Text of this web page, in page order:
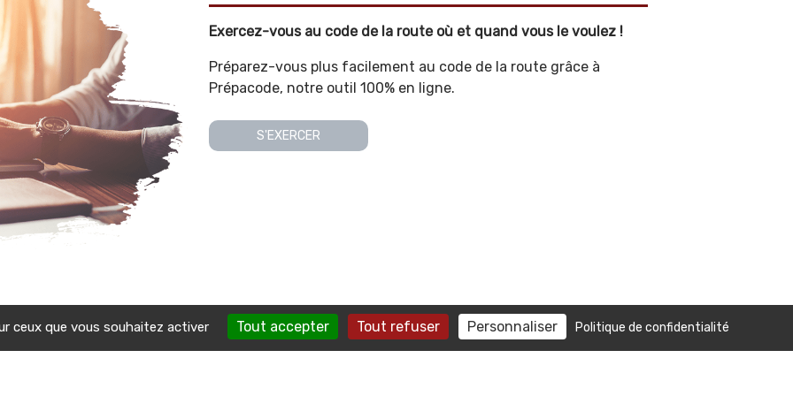
ceux que vous souhaitez activer Tout accepter Tout refuser Personnaliser Politique de confidentialité
Exercez-vous au code de la route où et quand vous le voulez !
Préparez-vous plus facilement au code de la route grâce à
Prépacode, notre outil 100% en ligne.
S'EXERCER